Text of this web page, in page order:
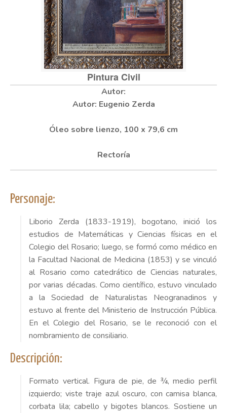
Pintura Civil
Autor: Eugenio Zerda
Óleo sobre lienzo, 100 x 79,6 cm
Rectoría
Personaje:
Liborio Zerda (1833-1919), bogotano, inició los
estudios de Matemáticas y Ciencias físicas en el
Colegio del Rosario; luego, se formó como médico en
la Facultad Nacional de Medicina (1853) y se vinculó
al Rosario como catedrático de Ciencias naturales,
por varias décadas. Como científico, estuvo vinculado
a la Sociedad de Naturalistas Neogranadinos y
estuvo al frente del Ministerio de Instrucción Pública.
En el Colegio del Rosario, se le reconoció con el
nombramiento de consiliario.
Descripción:
Formato vertical. Figura de pie, de ¾, medio perfil
izquierdo; viste traje azul oscuro, con camisa blanca,
corbata lila; cabello y bigotes blancos. Sostiene un